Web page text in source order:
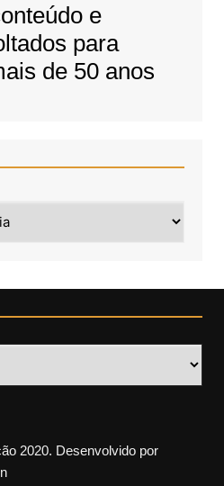
e
para
de 50 anos
2020. Desenvolvido por